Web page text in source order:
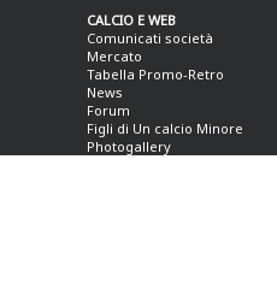
CALCIO E WEB
Comunicati società
Mercato
Tabella Promo-Retro
News
Forum
Figli di Un calcio Minore
Photogallery